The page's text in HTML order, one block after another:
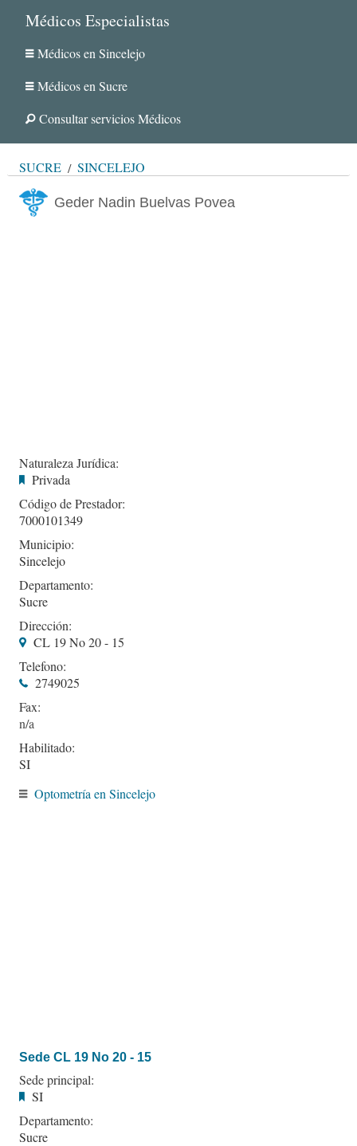
Médicos Especialistas
Médicos en Sincelejo
Médicos en Sucre
Consultar servicios Médicos
SUCRE SINCELEJO
Geder Nadin Buelvas Povea
Naturaleza Jurídica:
Privada
Código de Prestador:
7000101349
Municipio:
Sincelejo
Departamento:
Sucre
Dirección:
CL 19 No 20 - 15
Telefono:
2749025
Fax:
Habilitado:
SI
Optometría en Sincelejo
Sede CL 19 No 20 - 15
Sede principal:
SI
Departamento:
Sucre